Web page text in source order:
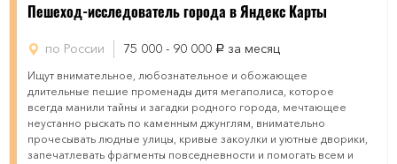
Пешеход-исследователь города в Яндекс Карты
по России 75 000 - 90 000 руб. за месяц
Ищут внимательное, любознательное и обожающее
длительные пешие променады дитя мегаполиса, которое
всегда манили тайны и загадки родного города, мечтающее
неустанно рыскать по каменным джунглям, внимательно
прочесывать людные улицы, кривые закоулки и уютные дворики,
запечатлевать фрагменты повседневности и помогать всем и